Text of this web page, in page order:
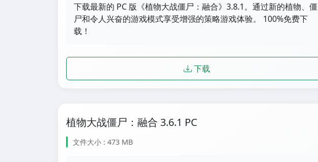
下载最新的 PC 版《植物大战僵尸：融合》3.8.1。通过新的植物、僵
尸和令人兴奋的游戏模式享受增强的策略游戏体验。 100%免费下
载！
下载
植物大战僵尸：融合 3.6.1 PC
文件大小 : 473 MB